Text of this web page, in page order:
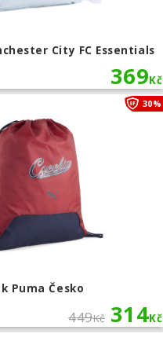
City FC Essentials
369Kč
Puma Česko
449Kč 314Kč
30%